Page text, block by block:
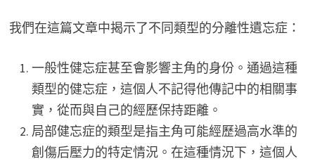
我們在這篇文章中揭示了不同類型的分離性遺忘症：
一般性健忘症甚至會影響主角的身份。通過這種
類型的健忘症，這個人不記得他傳記中的相關事
實，從而與自己的經歷保持距離。
局部健忘症的類型是指主角可能經歷過高水準的
創傷后壓力的特定情況。在這種情況下，這個人